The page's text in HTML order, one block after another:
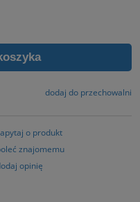
dodaj do przechowalni
o produkt
znajomemu
opinię